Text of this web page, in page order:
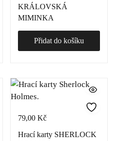
KRÁLOVSKÁ
MIMINKA
Přidat do košíku
79,00 Kč
Hrací karty SHERLOCK